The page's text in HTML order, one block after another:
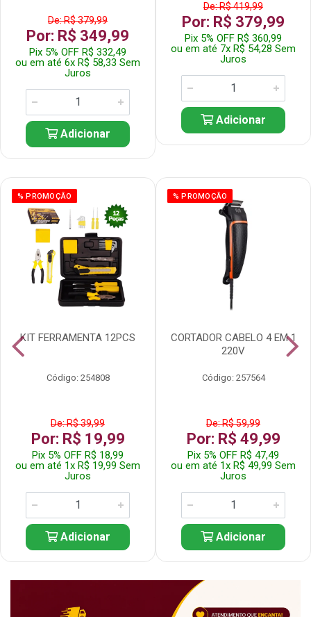
De: R$ 379,99
Por: R$ 349,99
Pix 5% OFF R$ 332,49
ou em até 6x R$ 58,33 Sem
Juros
Adicionar
De: R$ 419,99
Por: R$ 379,99
Pix 5% OFF R$ 360,99
ou em até 7x R$ 54,28 Sem
Juros
Adicionar
% PROMOÇÃO
KIT FERRAMENTA 12PCS
Código: 254808
De: R$ 39,99
Por: R$ 19,99
Pix 5% OFF R$ 18,99
ou em até 1x R$ 19,99 Sem
Juros
Adicionar
% PROMOÇÃO
CORTADOR CABELO 4 EM 1
220V
Código: 257564
De: R$ 59,99
Por: R$ 49,99
Pix 5% OFF R$ 47,49
ou em até 1x R$ 49,99 Sem
Juros
Adicionar